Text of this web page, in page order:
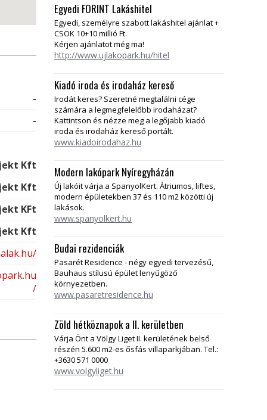
-
-
Kft
Kft
KFt
Kft
/
Egyedi FORINT Lakáshitel
Egyedi, személyre szabott lakáshitel ajánlat +
CSOK 10+10 millió Ft.
Kérjen ajánlatot még ma!
http://www.ujlakopark.hu/hitel
Kiadó iroda és irodaház kereső
Irodát keres? Szeretné megtalálni cége
számára a legmegfelelőbb irodaházat?
Kattintson és nézze meg a legőjabb kiadó
iroda és irodaház kereső portált.
www.kiadoirodahaz.hu
Modern lakópark Nyíregyházán
Új lakóit várja a SpanyolKert. Átriumos, liftes,
modern épületekben 37 és 110 m2 közötti új
lakások.
www.spanyolkert.hu
Budai rezidenciák
Pasarét Residence - négy egyedi tervezésű,
Bauhaus stílusú épület lenyűgöző
környezetben.
www.pasaretresidence.hu
Zöld hétköznapok a II. kerületben
Várja Önt a Völgy Liget II. kerületének belső
részén 5.600 m2-es ősfás villaparkjában. Tel.:
+3630 571 0000
www.volgyliget.hu